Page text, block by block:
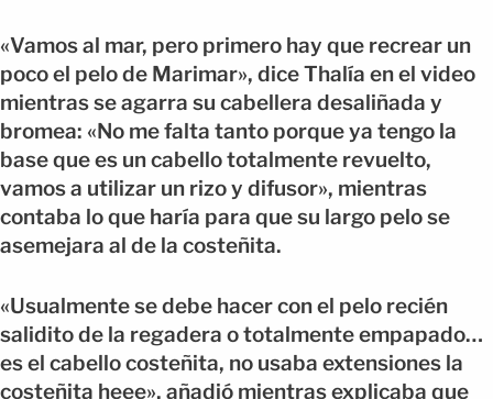
«Vamos al mar, pero primero hay que recrear un
poco el pelo de Marimar», dice Thalía en el video
mientras se agarra su cabellera desaliñada y
bromea: «No me falta tanto porque ya tengo la
base que es un cabello totalmente revuelto,
vamos a utilizar un rizo y difusor», mientras
contaba lo que haría para que su largo pelo se
asemejara al de la costeñita.
«Usualmente se debe hacer con el pelo recién
salidito de la regadera o totalmente empapado…
es el cabello costeñita, no usaba extensiones la
costeñita heee», añadió mientras explicaba que